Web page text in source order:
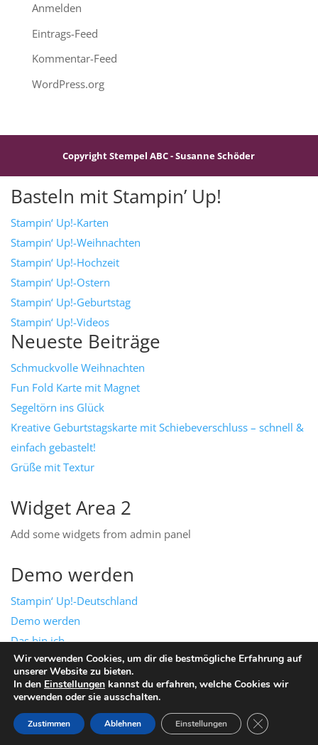
Anmelden
Eintrags-Feed
Kommentar-Feed
WordPress.org
Copyright Stempel ABC - Susanne Schöder
Wir verwenden Cookies, um dir die bestmögliche Erfahrung auf
unserer Website zu bieten.
In den Einstellungen kannst du erfahren, welche Cookies wir
verwenden oder sie ausschalten.
Zustimmen Ablehnen Einstellungen GDPR
Basteln mit Stampin’ Up!
Stampin‘ Up!-Karten
Stampin‘ Up!-Weihnachten
Stampin‘ Up!-Hochzeit
Stampin‘ Up!-Ostern
Stampin‘ Up!-Geburtstag
Stampin‘ Up!-Videos
Neueste Beiträge
Schmuckvolle Weihnachten
Fun Fold Karte mit Magnet
Segeltörn ins Glück
Kreative Geburtstagskarte mit Schiebeverschluss – schnell &
einfach gebastelt!
Grüße mit Textur
Widget Area 2
Add some widgets from admin panel
Demo werden
Stampin‘ Up!-Deutschland
Demo werden
Das bin ich
Mein Team
Impressum & Datenschutz
Datenschutz